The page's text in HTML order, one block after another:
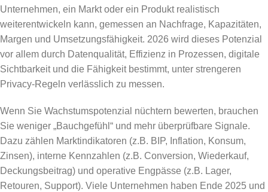
Unternehmen, ein Markt oder ein Produkt realistisch
weiterentwickeln kann, gemessen an Nachfrage, Kapazitäten,
Margen und Umsetzungsfähigkeit. 2026 wird dieses Potenzial
vor allem durch Datenqualität, Effizienz in Prozessen, digitale
Sichtbarkeit und die Fähigkeit bestimmt, unter strengeren
Privacy-Regeln verlässlich zu messen.
Wenn Sie Wachstumspotenzial nüchtern bewerten, brauchen
Sie weniger „Bauchgefühl“ und mehr überprüfbare Signale.
Dazu zählen Marktindikatoren (z.B. BIP, Inflation, Konsum,
Zinsen), interne Kennzahlen (z.B. Conversion, Wiederkauf,
Deckungsbeitrag) und operative Engpässe (z.B. Lager,
Retouren, Support). Viele Unternehmen haben Ende 2025 und